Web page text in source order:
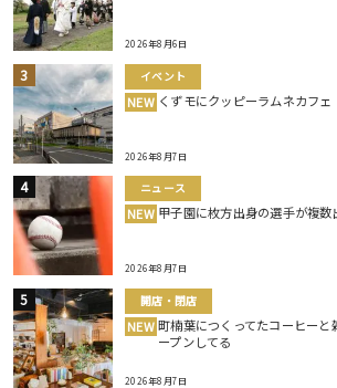
2026年8月6日
イベント
NEW くずモにクッピーラムネカフ
2026年8月7日
ニュース
NEW 甲子園に枚方出身の選手が複数
2026年8月7日
開店・閉店
NEW 町楠葉につくってたコーヒー
ープンしてる
2026年8月7日